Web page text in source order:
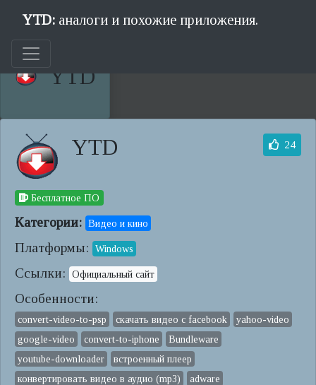
YTD: аналоги и похожие приложения.
YTD
YTD 24
Бесплатное ПО
Категории: Видео и кино
Платформы: Windows
Ссылки: Официальный сайт
Особенности:
convert-video-to-psp скачать видео с facebook
yahoo-video
google-video
convert-to-iphone
Bundleware
youtube-downloader
встроенный плеер
конвертировать видео в аудио (mp3)
adware